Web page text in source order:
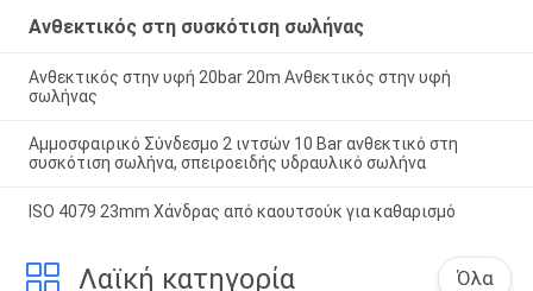
Ανθεκτικός στη συσκότιση σωλήνας
Ανθεκτικός στην υφή 20bar 20m Ανθεκτικός στην υφή
σωλήνας
Αμμοσφαιρικό Σύνδεσμο 2 ιντσών 10 Bar ανθεκτικό στη
συσκότιση σωλήνα, σπειροειδής υδραυλικό σωλήνα
ISO 4079 23mm Χάνδρας από καουτσούκ για καθαρισμό
Λαϊκή κατηγορία Όλα